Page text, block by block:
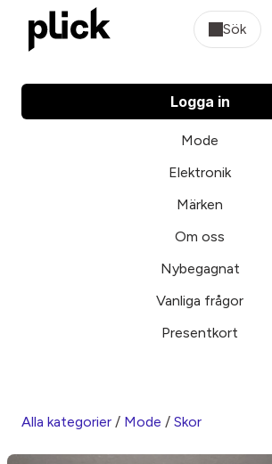
Sök
Logga in
Mode
Elektronik
Märken
Om oss
Nybegagnat
Vanliga frågor
Presentkort
Alla kategorier / Mode / Skor